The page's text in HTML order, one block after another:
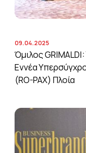
09.04.2025
Όμιλος
Εννέα
(RO-PAX) Πλοία